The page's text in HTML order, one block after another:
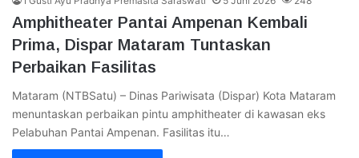
Amphitheater Pantai Ampenan Kembali
Prima, Dispar Mataram Tuntaskan
Perbaikan Fasilitas
Mataram (NTBSatu) – Dinas Pariwisata (Dispar) Kota Mataram
menuntaskan perbaikan pintu amphitheater di kawasan eks
Pelabuhan Pantai Ampenan. Fasilitas itu…